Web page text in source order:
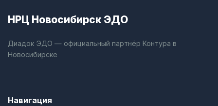
НРЦ Новосибирск ЭДО
Диадок ЭДО — официальный партнёр Контура в
Новосибирске
Навигация